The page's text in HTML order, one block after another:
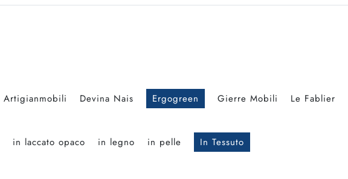
Artigianmobili Devina Nais Ergogreen Gierre Mobili Le Fablier
in laccato opaco in legno in pelle In Tessuto